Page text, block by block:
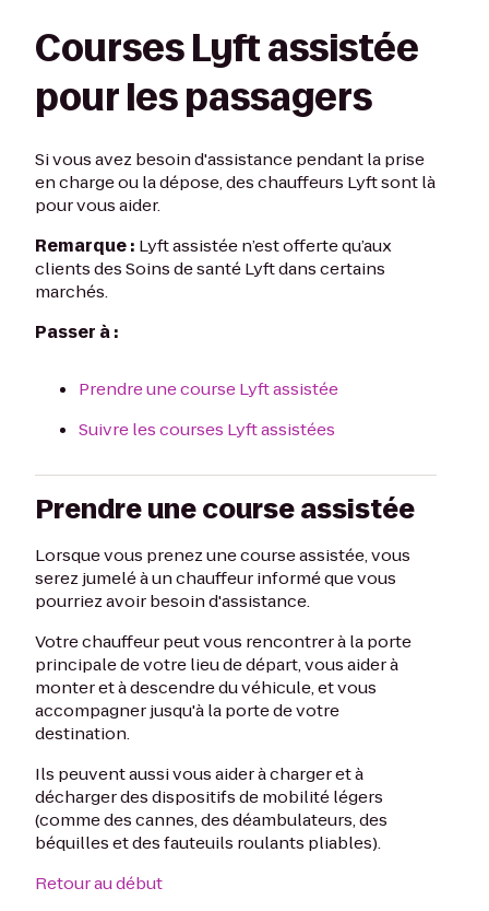
Courses Lyft assistée
pour les passagers
Si vous avez besoin d'assistance pendant la prise
en charge ou la dépose, des chauffeurs Lyft sont là
pour vous aider.
Remarque : Lyft assistée n’est offerte qu’aux
clients des Soins de santé Lyft dans certains
marchés.
Passer à :
Prendre une course Lyft assistée
Suivre les courses Lyft assistées
Prendre une course assistée
Lorsque vous prenez une course assistée, vous
serez jumelé à un chauffeur informé que vous
pourriez avoir besoin d'assistance.
Votre chauffeur peut vous rencontrer à la porte
principale de votre lieu de départ, vous aider à
monter et à descendre du véhicule, et vous
accompagner jusqu'à la porte de votre
destination.
Ils peuvent aussi vous aider à charger et à
décharger des dispositifs de mobilité légers
(comme des cannes, des déambulateurs, des
béquilles et des fauteuils roulants pliables).
Retour au début